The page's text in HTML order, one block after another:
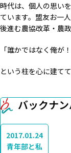
時代は、個人の思い
ています。盟友お一
後進む農協改革・農
「誰かではなく俺が！
という柱を心に建て
バックナ
2017.01.24
青年部と私